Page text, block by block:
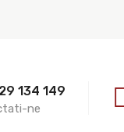
134 149
ne